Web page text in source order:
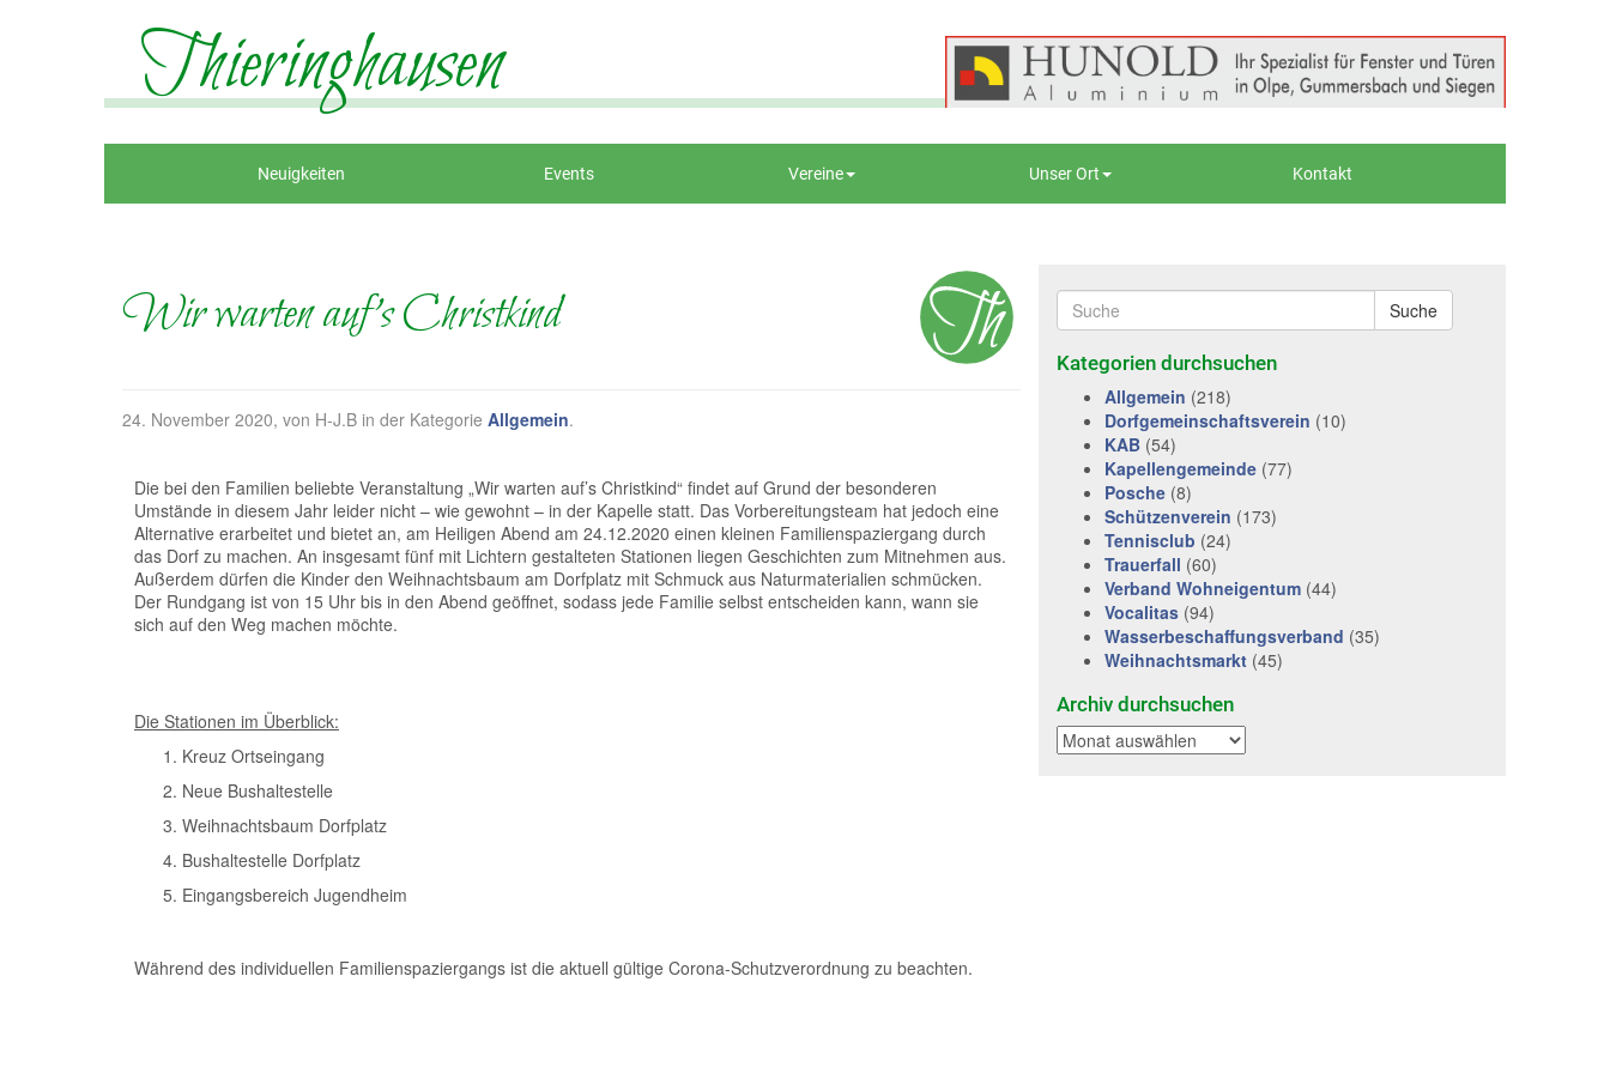
Thieringhausen
Neuigkeiten Events Vereine Unser Ort Kontakt
Wir warten auf’s Christkind
24. November 2020, von H-J.B in der Kategorie Allgemein.
Die bei den Familien beliebte Veranstaltung „Wir warten auf’s Christkind“ findet auf Grund der besonderen
Umstände in diesem Jahr leider nicht – wie gewohnt – in der Kapelle statt. Das Vorbereitungsteam hat jedoch eine
Alternative erarbeitet und bietet an, am Heiligen Abend am 24.12.2020 einen kleinen Familienspaziergang durch
das Dorf zu machen. An insgesamt fünf mit Lichtern gestalteten Stationen liegen Geschichten zum Mitnehmen aus.
Außerdem dürfen die Kinder den Weihnachtsbaum am Dorfplatz mit Schmuck aus Naturmaterialien schmücken.
Der Rundgang ist von 15 Uhr bis in den Abend geöffnet, sodass jede Familie selbst entscheiden kann, wann sie
sich auf den Weg machen möchte.
Die Stationen im Überblick:
Kreuz Ortseingang
Neue Bushaltestelle
Weihnachtsbaum Dorfplatz
Bushaltestelle Dorfplatz
Eingangsbereich Jugendheim
Während des individuellen Familienspaziergangs ist die aktuell gültige Corona-Schutzverordnung zu beachten.
Suche
Kategorien durchsuchen
Allgemein (218)
Dorfgemeinschaftsverein (10)
KAB (54)
Kapellengemeinde (77)
Posche (8)
Schützenverein (173)
Tennisclub (24)
Trauerfall (60)
Verband Wohneigentum (44)
Vocalitas (94)
Wasserbeschaffungsverband (35)
Weihnachtsmarkt (45)
Archiv durchsuchen